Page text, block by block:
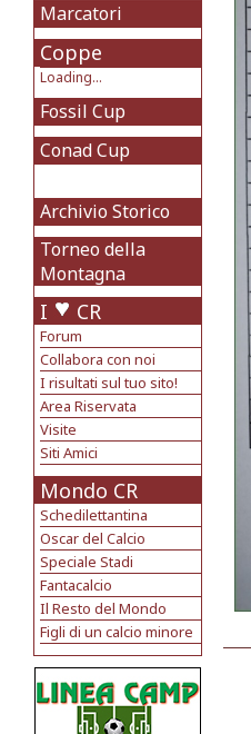
Marcatori
Coppe
Loading...
Fossil Cup
Conad Cup
Archivio Storico
Torneo della
Montagna
I CR
Forum
Collabora con noi
I risultati sul tuo sito!
Area Riservata
Visite
Siti Amici
Mondo CR
Schedilettantina
Oscar del Calcio
Speciale Stadi
Fantacalcio
Il Resto del Mondo
Figli di un calcio minore